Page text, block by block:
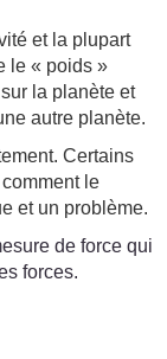
et la plupart
le « poids »
la planète et
autre planète.
Certains
le
et un problème.
de force qui
forces.